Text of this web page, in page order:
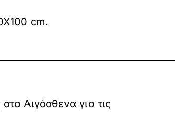
cm.
Αιγόσθενα για τις